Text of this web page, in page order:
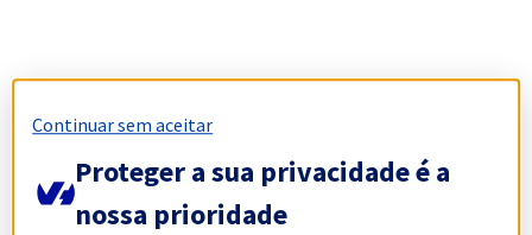
Continuar sem aceitar
Proteger a sua privacidade é a
nossa prioridade